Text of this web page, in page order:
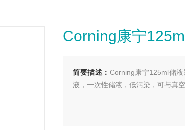
Corning康宁
简要描述： Corning康宁125ml储
液，一次性储液，低污染，可与真